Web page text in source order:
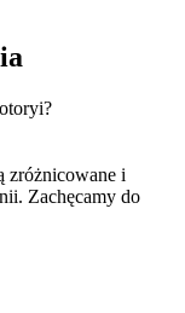
zróżnicowane i
Zachęcamy do